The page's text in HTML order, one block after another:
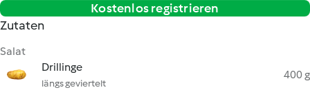
Kostenlos registrieren
Zutaten
Salat
Drillinge
längs geviertelt
400 g